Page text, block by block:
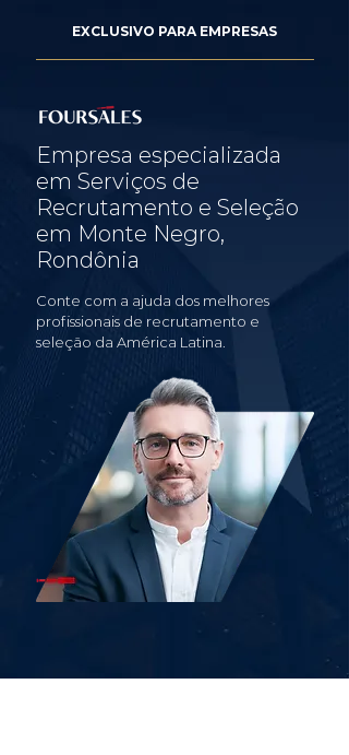
EXCLUSIVO PARA EMPRESAS
Empresa especializada
em Serviços de
Recrutamento e Seleção
em Monte Negro,
Rondônia
Conte com a ajuda dos melhores
profissionais de recrutamento e
seleção da América Latina.